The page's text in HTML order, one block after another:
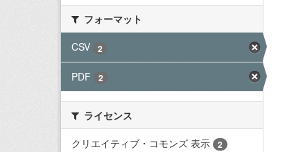
フォーマット
CSV
2
PDF 2
ライセンス
クリエイティブ・コモンズ 表示
2